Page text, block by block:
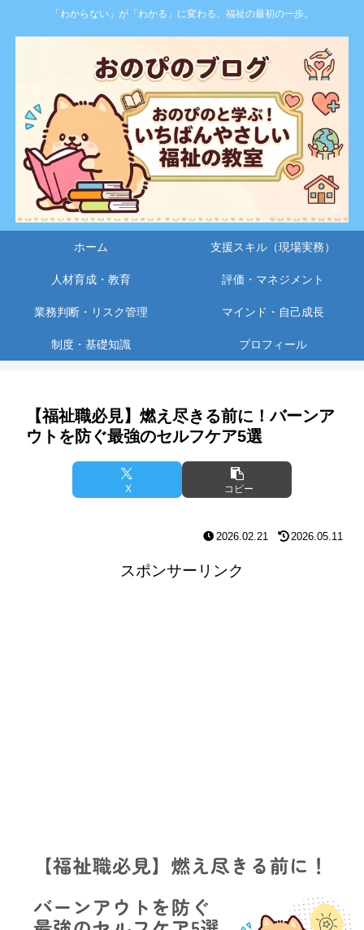
「わからない」が「わかる」に変わる、福祉の最初の一歩。
ホーム 支援スキル（現場実務）
人材育成・教育 評価・マネジメント
業務判断・リスク管理 マインド・自己成長
制度・基礎知識 プロフィール
【福祉職必見】燃え尽きる前に！バーンア
ウトを防ぐ最強のセルフケア5選
X コピー
2026.02.21 2026.05.11
スポンサーリンク